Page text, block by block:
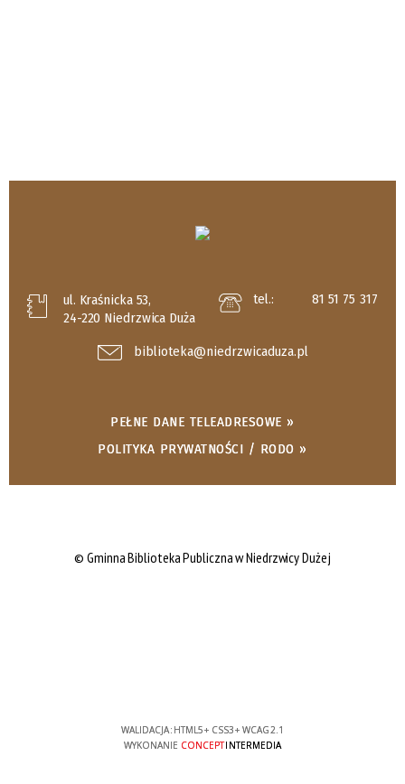
ul. Kraśnicka 53,
24-220 Niedrzwica Duża
tel.: 81 51 75 317
biblioteka@niedrzwicaduza.pl
PEŁNE DANE TELEADRESOWE »
POLITYKA PRYWATNOŚCI / RODO »
© Gminna Biblioteka Publiczna w Niedrzwicy Dużej
WALIDACJA: HTML5+ CSS3+ WCAG 2.1
WYKONANIE CONCEPTINTERMEDIA